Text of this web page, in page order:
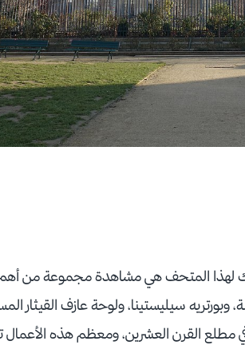
لهذا المتحف هي مشاهدة مجموعة من أهم
سيليستينا، ولوحة عازف القيثار
في مطلع القرن العشرين، ومعظم هذه